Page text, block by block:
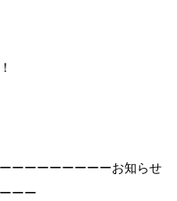
ーーーーーーーーお知らせ
ーー